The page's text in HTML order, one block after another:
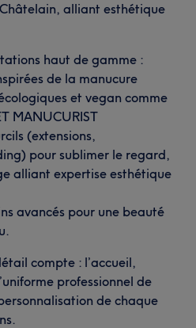
alliant esthétique
haut de gamme :
de la manucure
et vegan comme
MANUCURIST
(extensions,
pour sublimer le regard,
alliant expertise esthétique
avancés pour une beauté
compte : l’accueil,
professionnel de
de chaque